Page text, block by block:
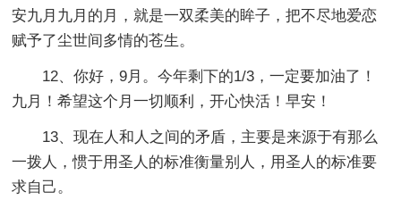
安九月九月的月，就是一双柔美的眸子，把不尽地爱恋
赋予了尘世间多情的苍生。
12、你好，9月。今年剩下的1/3，一定要加油了！
九月！希望这个月一切顺利，开心快活！早安！
13、现在人和人之间的矛盾，主要是来源于有那么
一拨人，惯于用圣人的标准衡量别人，用圣人的标准要
求自己。